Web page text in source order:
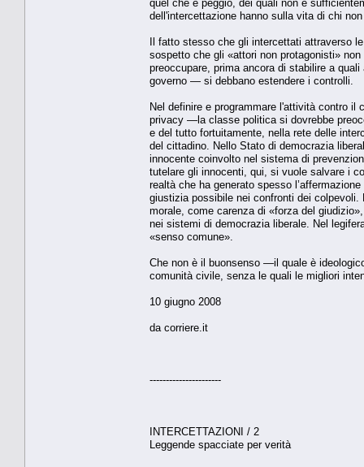
quel che è peggio, dei quali non è
dell'intercettazione hanno sulla vita di chi
Il fatto stesso che gli intercettati attraverso
sospetto che gli «attori non protagonisti»
preoccupare, prima ancora di stabilire a
governo — si debbano estendere i controlli.
Nel definire e programmare l'attività contro
privacy —la classe politica si dovrebbe
e del tutto fortuitamente, nella rete delle
del cittadino. Nello Stato di democrazia
innocente coinvolto nel sistema di
tutelare gli innocenti, qui, si vuole salvare i
realtà che ha generato spesso
giustizia possibile nei confronti dei
morale, come carenza di «forza del
nei sistemi di democrazia liberale. Nel
«senso comune».
Che non è il buonsenso —il quale è
comunità civile, senza le quali le migliori
10 giugno 2008
da corriere.it
----------------------
INTERCETTAZIONI / 2
Leggende spacciate per verità